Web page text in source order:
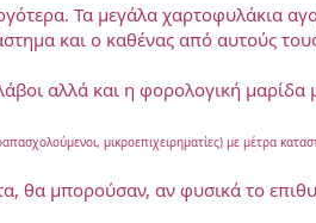
Τα μεγάλα χαρτοφυλάκια
και ο καθένας από αυτούς
αλλά και η φορολογική μαρίδα
μικροεπιχειρηματίες) με μέτρα
θα μπορούσαν, αν φυσικά το